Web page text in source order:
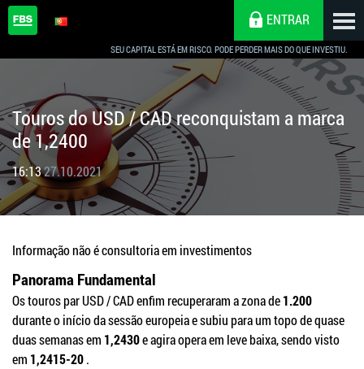
SEU CAPITAL ESTÁ EM RISCO. PODE PERDER MAIS DO QUE INVESTIU.
ENTRAR
Touros do USD / CAD reconquistam a marca
de 1,2400
16:1327.10.2021
Informação não é consultoria em investimentos
Panorama Fundamental
Os touros par USD / CAD enfim recuperaram a zona de1.200
durante o início da sessão europeia e subiu para um topo de quase
duas semanas em 1,2430e agira opera em leve baixa, sendo visto
em 1,2415-20.